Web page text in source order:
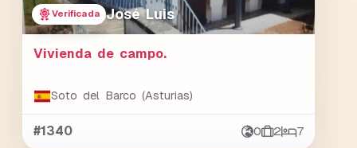
Verificada José Luis
Vivienda de campo.
Soto del Barco (Asturias)
#1340 0 2 7